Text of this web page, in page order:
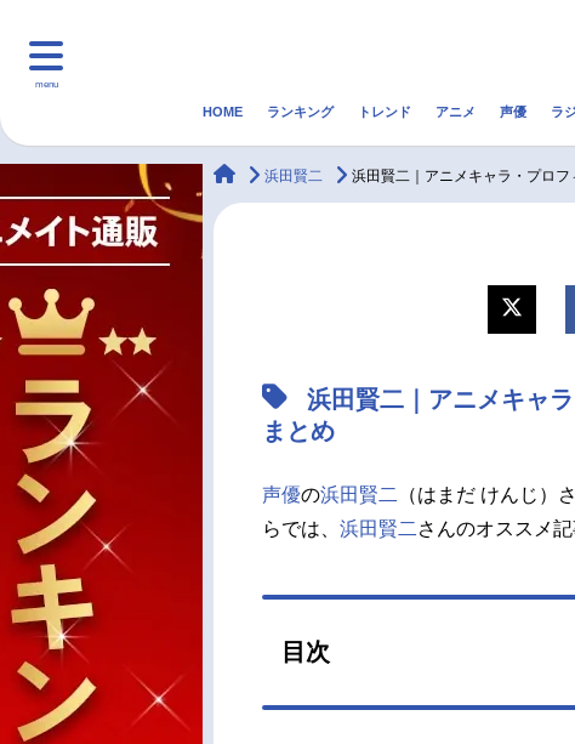
menu
マンガ・ラノベ
声優記事一覧
HOME ランキング トレンド アニメ 声優 ラ
animateTimes
浜田賢二 浜田賢二｜アニメキャラ・プロ
浜田賢二｜アニメキャ
まとめ
声優の浜田賢二
（はまだ けんじ）
らでは、 浜田賢二 さんのオススメ記
目次